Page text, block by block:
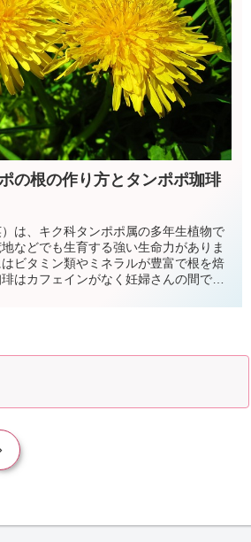
の根の作り方とタンポポ珈琲
は、キク科タンポポ属の多年生植物で
などでも生育する強い生命力がありま
ビタミン類やミネラルが豊富で根を焙
はカフェインがなく妊婦さんの間でも